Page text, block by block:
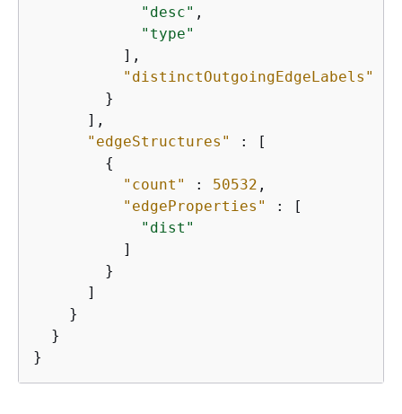
"desc" ,
"type"
          ],
"distinctOutgoingEdgeLabels"
        }
      ],
"edgeStructures"
: [
{
"count"
: 50532 ,
"edgeProperties"
: [
"dist"
          ]
        }
      ]
    }
  }
}